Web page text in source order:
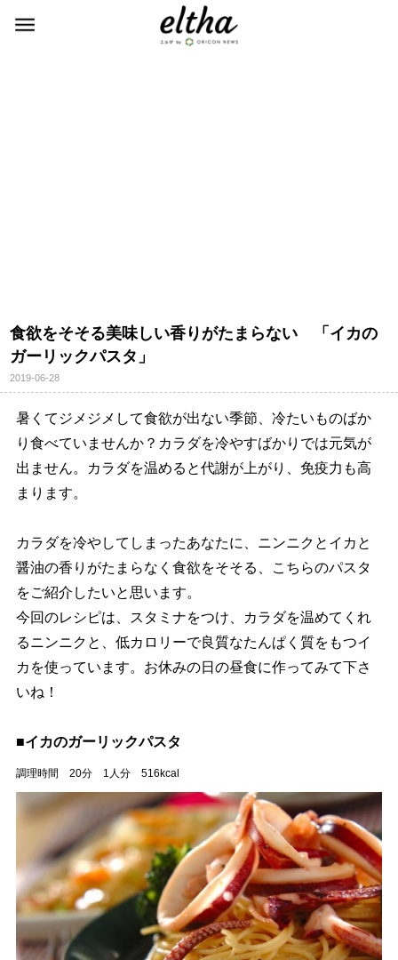
食欲をそそる美味しい香りがたまらない 「イカの
ガーリックパスタ」
2019-06-28
暑くてジメジメして食欲が出ない季節、冷たいものばか
り食べていませんか？カラダを冷やすばかりでは元気が
出ません。カラダを温めると代謝が上がり、免疫力も高
まります。
カラダを冷やしてしまったあなたに、ニンニクとイカと
醤油の香りがたまらなく食欲をそそる、こちらのパスタ
をご紹介したいと思います。
今回のレシピは、スタミナをつけ、カラダを温めてくれ
るニンニクと、低カロリーで良質なたんぱく質をもつイ
カを使っています。お休みの日の昼食に作ってみて下さ
いね！
■イカのガーリックパスタ
調理時間 20分 1人分 516kcal